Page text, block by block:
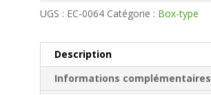
UGS : EC-0064 Catégorie : Box-type
Description
Informations complémentaires